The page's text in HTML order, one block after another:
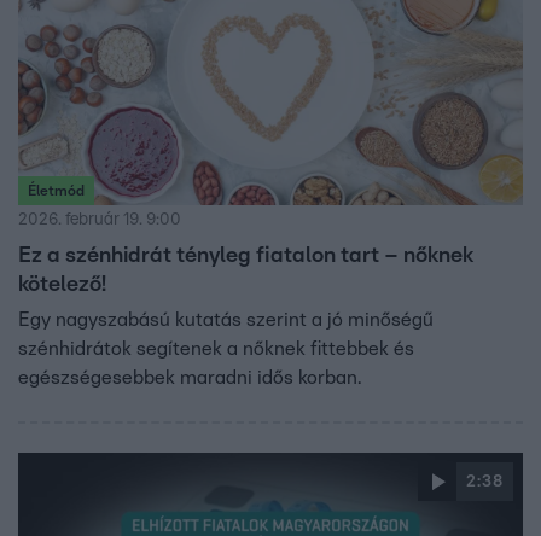
Életmód
2026. február 19. 9:00
Ez a szénhidrát tényleg fiatalon tart – nőknek
kötelező!
Egy nagyszabású kutatás szerint a jó minőségű
szénhidrátok segítenek a nőknek fittebbek és
egészségesebbek maradni idős korban.
2:38